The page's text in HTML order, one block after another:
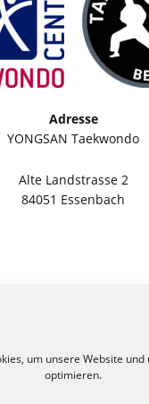
um unsere Website und
optimieren.
Adresse
YONGSAN Taekwondo
Alte Landstrasse 2
84051 Essenbach